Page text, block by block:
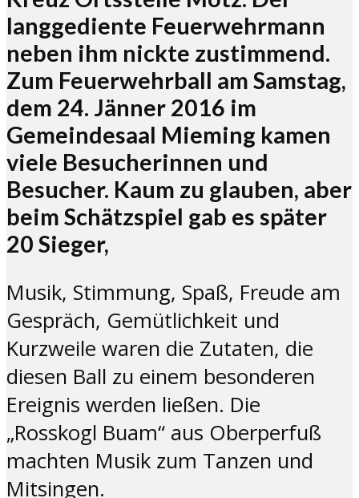
langgediente Feuerwehrmann
neben ihm nickte zustimmend.
Zum Feuerwehrball am Samstag,
dem 24. Jänner 2016 im
Gemeindesaal Mieming kamen
viele Besucherinnen und
Besucher. Kaum zu glauben, aber
beim Schätzspiel gab es später
20 Sieger,
Musik, Stimmung, Spaß, Freude am
Gespräch, Gemütlichkeit und
Kurzweile waren die Zutaten, die
diesen Ball zu einem besonderen
Ereignis werden ließen. Die
„Rosskogl Buam“ aus Oberperfuß
machten Musik zum Tanzen und
Mitsingen.